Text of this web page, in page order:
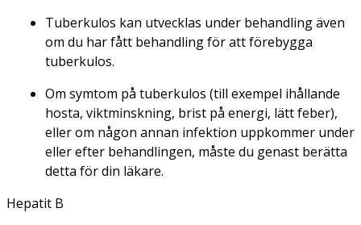
Tuberkulos kan utvecklas under behandling även
om du har fått behandling för att förebygga
tuberkulos.
Om symtom på tuberkulos (till exempel ihållande
hosta, viktminskning, brist på energi, lätt feber),
eller om någon annan infektion uppkommer under
eller efter behandlingen, måste du genast berätta
detta för din läkare.
Hepatit B